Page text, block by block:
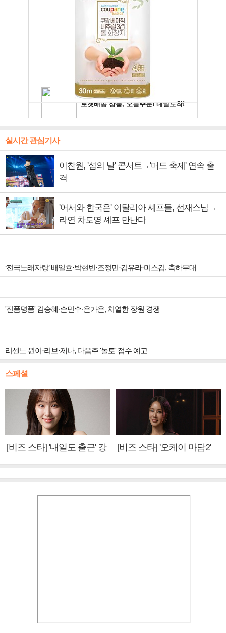
실시간 관심기사
이찬원, '섬의 날' 콘서트→'머드 축제' 연속 출
격
'어서와 한국은' 이탈리아 셰프들, 선재스님→
라연 차도영 셰프 만난다
‘전국노래자랑’ 배일호·박현빈·조정민·김유라·미스김, 축하무대
'진품명품' 김승혜·손민수·은가은, 치열한 장원 경쟁
리센느 원이·리브·제나, 다음주 '놀토' 접수 예고
스페셜
[비즈 스타] '내일도 출근' 강
[비즈 스타] '오케이 마담2'